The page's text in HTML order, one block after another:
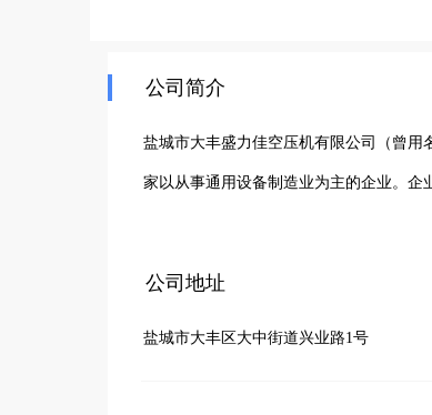
公司简介
盐城市大丰盛力佳空压机有限公司（曾用
家以从事通用设备制造业为主的企业。企
公司地址
盐城市大丰区大中街道兴业路1号